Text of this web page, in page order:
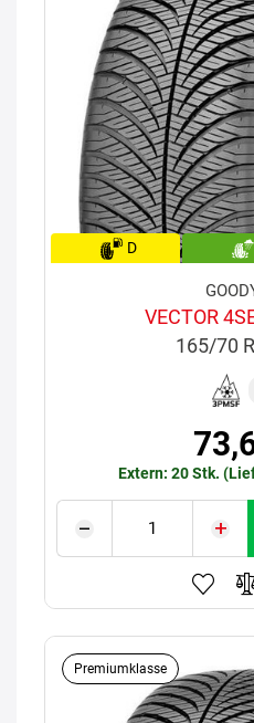
D
VECTOR
165/70
Extern: 20 Stk.
Premiumklasse